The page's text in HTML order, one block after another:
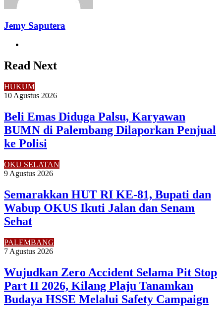
Jemy Saputera
Read Next
HUKUM
10 Agustus 2026
Beli Emas Diduga Palsu, Karyawan
BUMN di Palembang Dilaporkan Penjual
ke Polisi
OKU SELATAN
9 Agustus 2026
Semarakkan HUT RI KE-81, Bupati dan
Wabup OKUS Ikuti Jalan dan Senam
Sehat
PALEMBANG
7 Agustus 2026
Wujudkan Zero Accident Selama Pit Stop
Part II 2026, Kilang Plaju Tanamkan
Budaya HSSE Melalui Safety Campaign